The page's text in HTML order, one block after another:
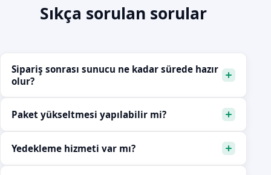
Sıkça sorulan sorular
Sipariş sonrası sunucu ne kadar sürede hazır
olur?
Paket yükseltmesi yapılabilir mi?
Yedekleme hizmeti var mı?